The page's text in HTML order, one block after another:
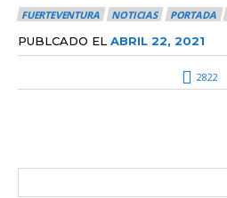
FUERTEVENTURA NOTICIAS PORTADA
PUBLCADO EL ABRIL 22, 2021
2822